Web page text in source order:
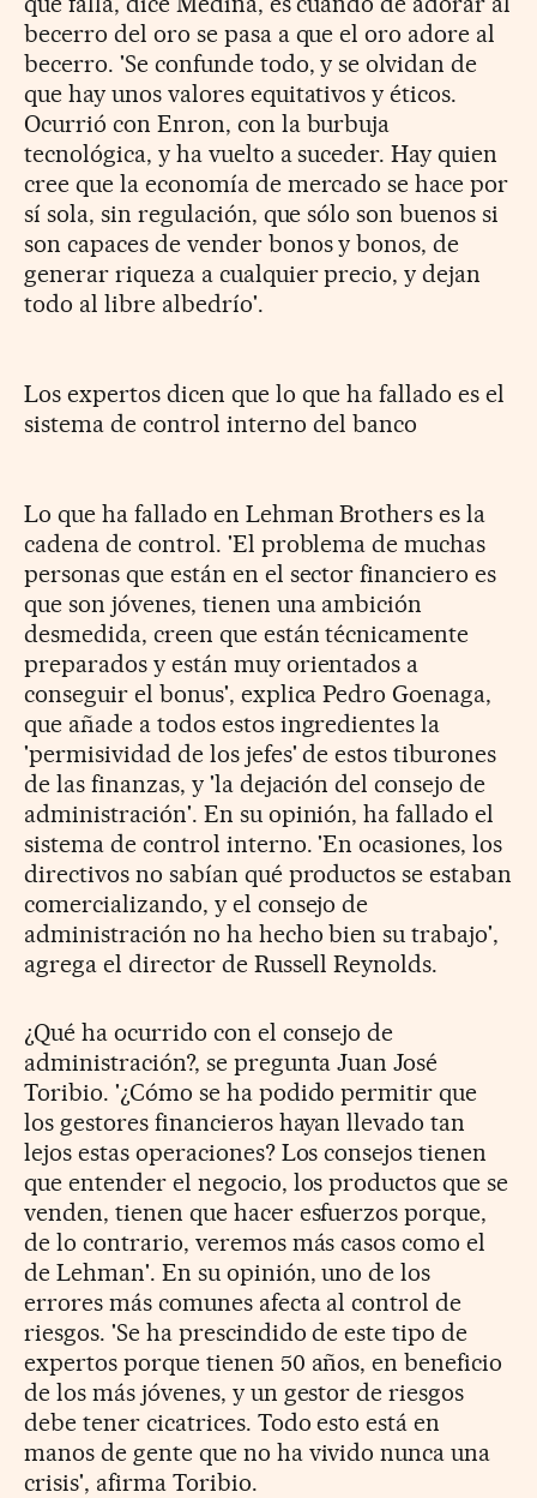
becerro del oro se pasa a que el oro adore al
becerro. 'Se confunde todo, y se olvidan de
que hay unos valores equitativos y éticos.
Ocurrió con Enron, con la burbuja
tecnológica, y ha vuelto a suceder. Hay quien
cree que la economía de mercado se hace por
sí sola, sin regulación, que sólo son buenos si
son capaces de vender bonos y bonos, de
generar riqueza a cualquier precio, y dejan
todo al libre albedrío'.
Los expertos dicen que lo que ha fallado es el
sistema de control interno del banco
Lo que ha fallado en Lehman Brothers es la
cadena de control. 'El problema de muchas
personas que están en el sector financiero es
que son jóvenes, tienen una ambición
desmedida, creen que están técnicamente
preparados y están muy orientados a
conseguir el bonus', explica Pedro Goenaga,
que añade a todos estos ingredientes la
'permisividad de los jefes' de estos tiburones
de las finanzas, y 'la dejación del consejo de
administración'. En su opinión, ha fallado el
sistema de control interno. 'En ocasiones, los
directivos no sabían qué productos se estaban
comercializando, y el consejo de
administración no ha hecho bien su trabajo',
agrega el director de Russell Reynolds.
¿Qué ha ocurrido con el consejo de
administración?, se pregunta Juan José
Toribio. '¿Cómo se ha podido permitir que
los gestores financieros hayan llevado tan
lejos estas operaciones? Los consejos tienen
que entender el negocio, los productos que se
venden, tienen que hacer esfuerzos porque,
de lo contrario, veremos más casos como el
de Lehman'. En su opinión, uno de los
errores más comunes afecta al control de
riesgos. 'Se ha prescindido de este tipo de
expertos porque tienen 50 años, en beneficio
de los más jóvenes, y un gestor de riesgos
debe tener cicatrices. Todo esto está en
manos de gente que no ha vivido nunca una
crisis', afirma Toribio.